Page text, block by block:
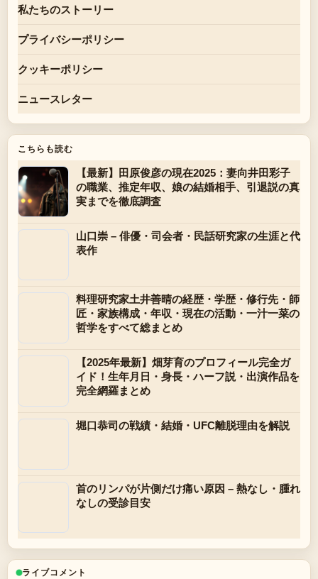
私たちのストーリー
プライバシーポリシー
クッキーポリシー
ニュースレター
こちらも読む
【最新】田原俊彦の現在2025：妻向井田彩子
の職業、推定年収、娘の結婚相手、引退説の真
実までを徹底調査
山口崇 – 俳優・司会者・民話研究家の生涯と代
表作
料理研究家土井善晴の経歴・学歴・修行先・師
匠・家族構成・年収・現在の活動・一汁一菜の
哲学をすべて総まとめ
【2025年最新】畑芽育のプロフィール完全ガ
イド！生年月日・身長・ハーフ説・出演作品を
完全網羅まとめ
堀口恭司の戦績・結婚・UFC離脱理由を解説
首のリンパが片側だけ痛い原因 – 熱なし・腫れ
なしの受診目安
ライブコメント